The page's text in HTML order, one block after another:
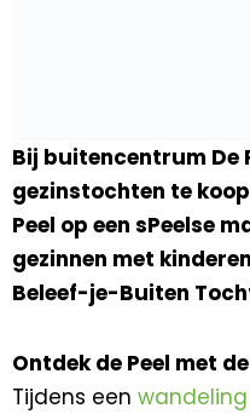
Bij buitencentrum De
gezinstochten te
Peel op een sPeelse
gezinnen met
Beleef-je-Buiten
Ontdek de Peel met
Tijdens een wandeling